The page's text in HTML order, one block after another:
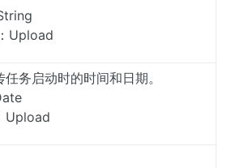
Upload
务启动时的时间和日期。
Upload